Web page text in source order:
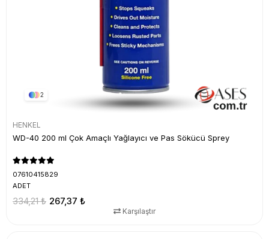
2
HENKEL
WD-40 200 ml Çok Amaçlı Yağlayıcı ve Pas Sökücü Sprey
07610415829
ADET
267,37 ₺
334,21 ₺
Karşılaştır